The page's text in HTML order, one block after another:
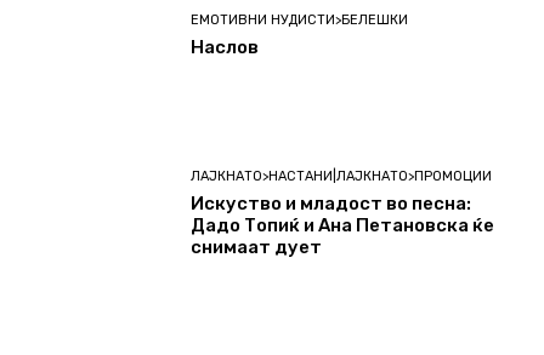
ЕМОТИВНИ НУДИСТИ>БЕЛЕШКИ
Наслов
ЛАЈКНАТО>НАСТАНИ|ЛАЈКНАТО>ПРОМОЦИИ
Искуство и младост во песна:
Дадо Топиќ и Ана Петановска ќе
снимаат дует